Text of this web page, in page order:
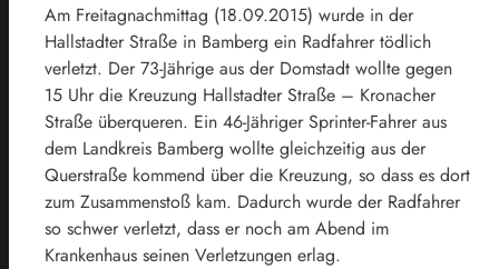
Am Freitagnachmittag (18.09.2015) wurde in der
Hallstadter Straße in Bamberg ein Radfahrer tödlich
verletzt. Der 73-Jährige aus der Domstadt wollte gegen
15 Uhr die Kreuzung Hallstadter Straße – Kronacher
Straße überqueren. Ein 46-Jähriger Sprinter-Fahrer aus
dem Landkreis Bamberg wollte gleichzeitig aus der
Querstraße kommend über die Kreuzung, so dass es dort
zum Zusammenstoß kam. Dadurch wurde der Radfahrer
so schwer verletzt, dass er noch am Abend im
Krankenhaus seinen Verletzungen erlag.